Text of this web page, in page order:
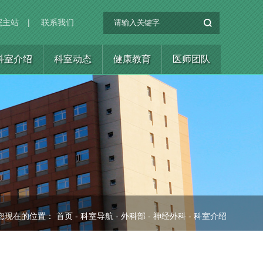
主站 | 联系我们
室介绍 科室动态 健康教育 医师团队
现在的位置： 首页 - 科室导航 - 外科部 - 神经外科 - 科室介绍